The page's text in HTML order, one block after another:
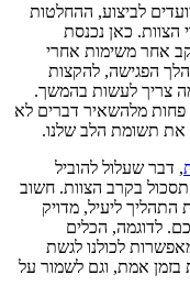
לביצוע, ההחלטות
כאן נכנסת
אחר משימות אחרי
הפגישה, להקצות
צריך לעשות בהמשך.
פחות מלהשאיר דברים לא
את תשומת הלב שלנו.
, דבר שעלול להוביל
בקרב הצוות. חשוב
התהליך ליעיל, מדויק
לדוגמה, הכלים
לכולנו לגשת
אמת, וגם לשמור על